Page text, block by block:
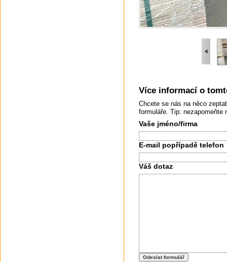
Více informací o
Chcete se nás na něco
formuláře. Tip:
Vaše jméno/firma
E-mail popřípadě telefon
Váš dotaz